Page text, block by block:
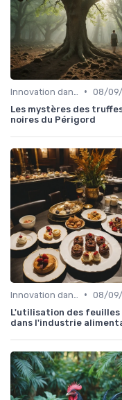
• 08/
Les mystères des
noires du Périgord
• 08/
L'utilisation des feuilles
dans l'industrie